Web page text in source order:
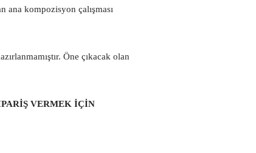
ana kompozisyon çalışması
Öne çıkacak olan
VERMEK İÇİN